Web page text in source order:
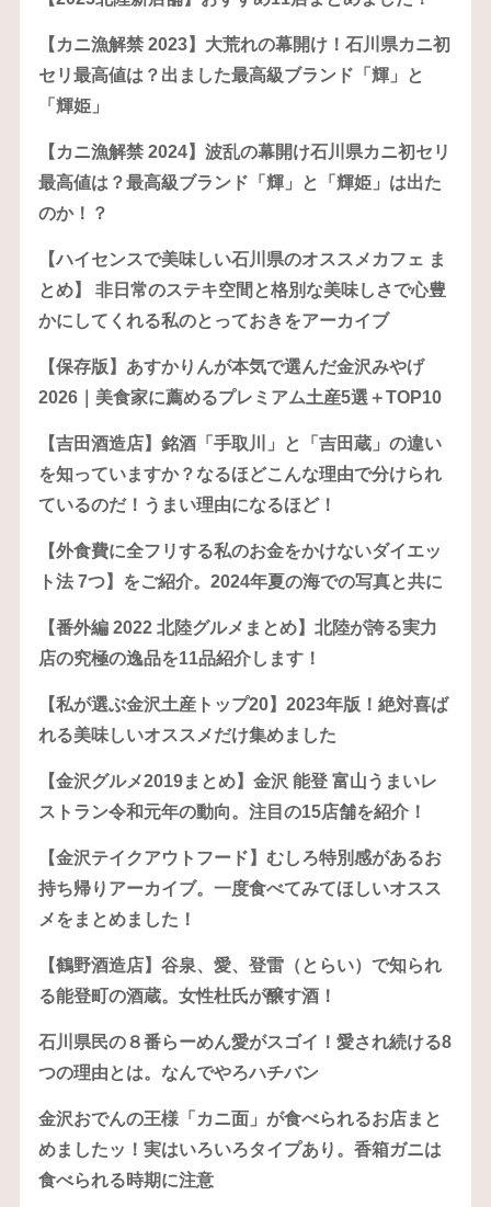
【カニ漁解禁 2023】大荒れの幕開け！石川県カニ初
セリ最高値は？出ました最高級ブランド「輝」と
「輝姫」
【カニ漁解禁 2024】波乱の幕開け石川県カニ初セリ
最高値は？最高級ブランド「輝」と「輝姫」は出た
のか！？
【ハイセンスで美味しい石川県のオススメカフェ ま
とめ】 非日常のステキ空間と格別な美味しさで心豊
かにしてくれる私のとっておきをアーカイブ
【保存版】あすかりんが本気で選んだ金沢みやげ
2026｜美食家に薦めるプレミアム土産5選＋TOP10
【吉田酒造店】銘酒「手取川」と「吉田蔵」の違い
を知っていますか？なるほどこんな理由で分けられ
ているのだ！うまい理由になるほど！
【外食費に全フリする私のお金をかけないダイエッ
ト法 7つ】をご紹介。2024年夏の海での写真と共に
【番外編 2022 北陸グルメまとめ】北陸が誇る実力
店の究極の逸品を11品紹介します！
【私が選ぶ金沢土産トップ20】2023年版！絶対喜ば
れる美味しいオススメだけ集めました
【金沢グルメ2019まとめ】金沢 能登 富山うまいレ
ストラン令和元年の動向。注目の15店舗を紹介！
【金沢テイクアウトフード】むしろ特別感があるお
持ち帰りアーカイブ。一度食べてみてほしいオスス
メをまとめました！
【鶴野酒造店】谷泉、愛、登雷（とらい）で知られ
る能登町の酒蔵。女性杜氏が醸す酒！
石川県民の８番らーめん愛がスゴイ！愛され続ける8
つの理由とは。なんでやろハチバン
金沢おでんの王様「カニ面」が食べられるお店まと
めましたッ！実はいろいろタイプあり。香箱ガニは
食べられる時期に注意